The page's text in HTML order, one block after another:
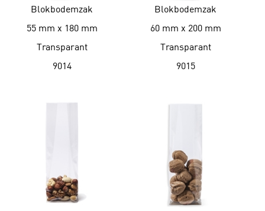
Blokbodemzak
55 mm x 180 mm
Transparant
9014
Blokbodemzak
60 mm x 200 mm
Transparant
9015